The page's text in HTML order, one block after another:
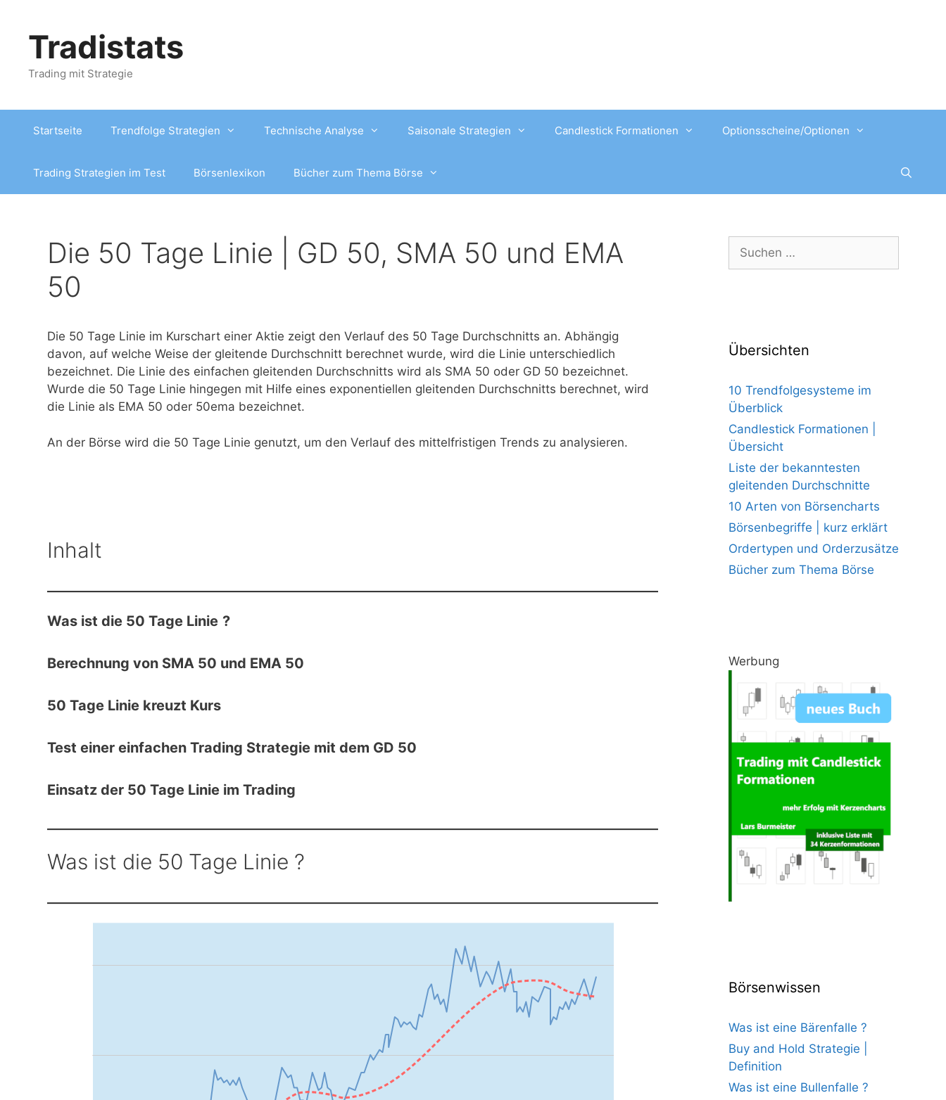
springenTradistats
Trading mit Strategie
Startseite Trendfolge Strategien Technische Analyse Saisonale Strategien Candlestick Formationen Optionsscheine/Optionen
Trading Strategien im Test Börsenlexikon Bücher zum Thema Börse
Die 50 Tage Linie | GD 50, SMA 50 und EMA
50
Die 50 Tage Linie im Kurschart einer Aktie zeigt den Verlauf des 50 Tage Durchschnitts an. Abhängig
davon, auf welche Weise der gleitende Durchschnitt berechnet wurde, wird die Linie unterschiedlich
bezeichnet. Die Linie des einfachen gleitenden Durchschnitts wird als SMA 50 oder GD 50 bezeichnet.
Wurde die 50 Tage Linie hingegen mit Hilfe eines exponentiellen gleitenden Durchschnitts berechnet, wird
die Linie als EMA 50 oder 50ema bezeichnet.
An der Börse wird die 50 Tage Linie genutzt, um den Verlauf des mittelfristigen Trends zu analysieren.
Inhalt
Was ist die 50 Tage Linie ?
Berechnung von SMA 50 und EMA 50
50 Tage Linie kreuzt Kurs
Test einer einfachen Trading Strategie mit dem GD 50
Einsatz der 50 Tage Linie im Trading
Was ist die 50 Tage Linie ?
Suchen
nach:
Übersichten
10 Trendfolgesysteme im
Überblick
Candlestick Formationen |
Übersicht
Liste der bekanntesten
gleitenden Durchschnitte
10 Arten von Börsencharts
Börsenbegriffe | kurz erklärt
Ordertypen und Orderzusätze
Bücher zum Thema Börse
Werbung
Börsenwissen
Was ist eine Bärenfalle ?
Buy and Hold Strategie |
Definition
Was ist eine Bullenfalle ?